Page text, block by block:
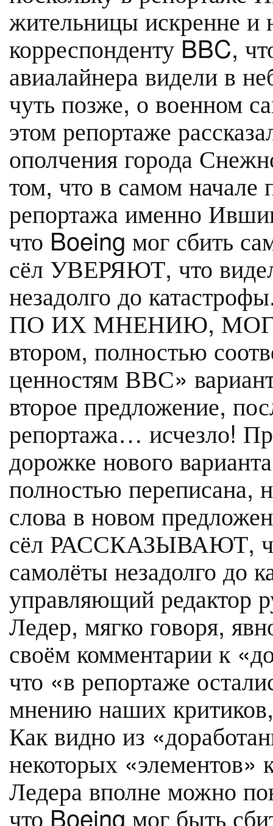
жительницы искренне и
корреспонденту BBC,
авиалайнера видели в
чуть позже, о военном
этом репортаже
ополчения города
том, что в самом начале
репортажа именно
что Boeing мог сбить
сёл УВЕРЯЮТ, что
незадолго до
ПО ИХ МНЕНИЮ,
втором, полностью
ценностям ВВС»
второе предложение,
репортажа… исчезло!
дорожке нового
полностью переписана,
слова в новом
сёл РАССКАЗЫВАЮТ,
самолёты незадолго до
управляющий редактор
Ледер, мягко говоря,
своём комментарии к
что «в репортаже
мнению наших
Как видно из
некоторых «элементов»
Ледера вполне можно
что Boeing мог быть